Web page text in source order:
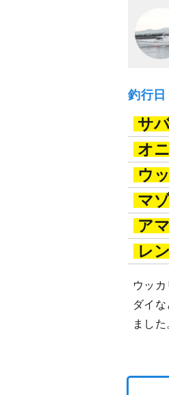
釣行日
サ
オ
ウ
マ
ア
レ
ウッ
ダイ
まし